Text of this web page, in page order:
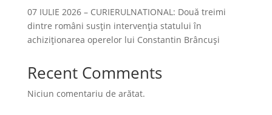
07 IULIE 2026 – CURIERULNATIONAL: Două treimi
dintre români susțin intervenția statului în
achiziționarea operelor lui Constantin Brâncuși
Recent Comments
Niciun comentariu de arătat.